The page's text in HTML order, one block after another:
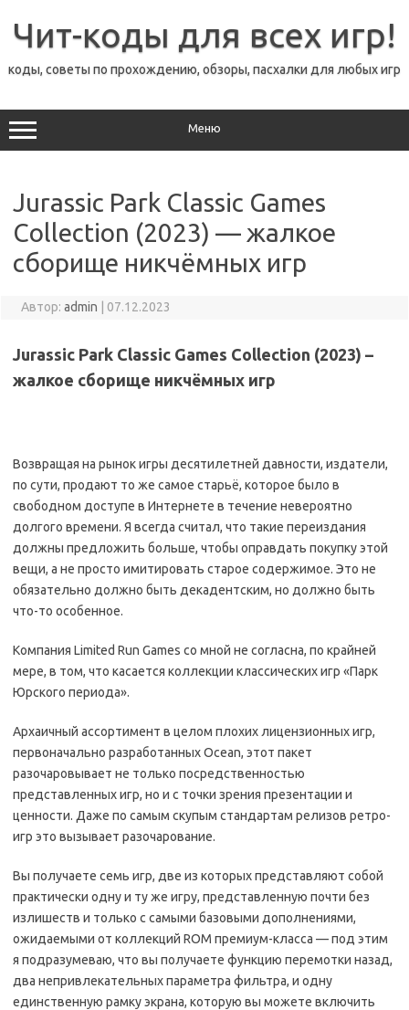
содержимому
Чит-коды для всех игр!
коды, советы по прохождению, обзоры, пасхалки для любых игр
Меню
Jurassic Park Classic Games
Collection (2023) — жалкое
сборище никчёмных игр
Автор: admin 07.12.2023
Jurassic Park Classic Games Collection (2023) –
жалкое сборище никчёмных игр
Возвращая на рынок игры десятилетней давности, издатели,
по сути, продают то же самое старьё, которое было в
свободном доступе в Интернете в течение невероятно
долгого времени. Я всегда считал, что такие переиздания
должны предложить больше, чтобы оправдать покупку этой
вещи, а не просто имитировать старое содержимое. Это не
обязательно должно быть декадентским, но должно быть
что-то особенное.
Компания Limited Run Games со мной не согласна, по крайней
мере, в том, что касается коллекции классических игр «Парк
Юрского периода».
Архаичный ассортимент в целом плохих лицензионных игр,
первоначально разработанных Ocean, этот пакет
разочаровывает не только посредственностью
представленных игр, но и с точки зрения презентации и
ценности. Даже по самым скупым стандартам релизов ретро-
игр это вызывает разочарование.
Вы получаете семь игр, две из которых представляют собой
практически одну и ту же игру, представленную почти без
излишеств и только с самыми базовыми дополнениями,
ожидаемыми от коллекций ROM премиум-класса — под этим
я подразумеваю, что вы получаете функцию перемотки назад,
два непривлекательных параметра фильтра, и одну
единственную рамку экрана, которую вы можете включить